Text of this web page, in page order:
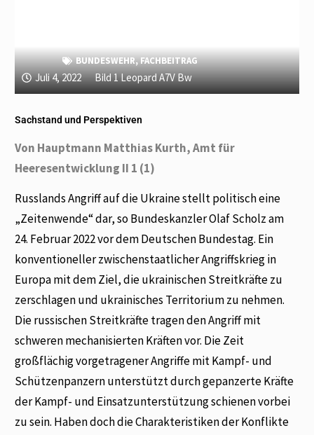
BUNDESWEHR,FACHBEITRAG
Juli 4, 2022 Bild 1 Leopard A7V Bw
Sachstand und Perspektiven
Von Hauptmann Matthias Kurth, Amt für
Heeresentwicklung II 1 (1)
Russlands Angriff auf die Ukraine stellt politisch eine
„Zeitenwende“ dar, so Bundeskanzler Olaf Scholz am
24. Februar 2022 vor dem Deutschen Bundestag. Ein
konventioneller zwischenstaatlicher Angriffskrieg in
Europa mit dem Ziel, die ukrainischen Streitkräfte zu
zerschlagen und ukrainisches Territorium zu nehmen.
Die russischen Streitkräfte tragen den Angriff mit
schweren mechanisierten Kräften vor. Die Zeit
großflächig vorgetragener Angriffe mit Kampf- und
Schützenpanzern unterstützt durch gepanzerte Kräfte
der Kampf- und Einsatzunterstützung schienen vorbei
zu sein. Haben doch die Charakteristiken der Konflikte